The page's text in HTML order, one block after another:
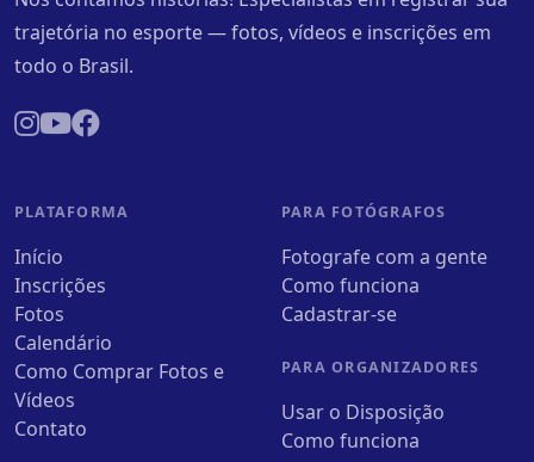
trajetória no esporte — fotos, vídeos e inscrições em
todo o Brasil.
PLATAFORMA
Início
Inscrições
Fotos
Calendário
Como Comprar Fotos e
Vídeos
Contato
PARA FOTÓGRAFOS
Fotografe com a gente
Como funciona
Cadastrar-se
PARA ORGANIZADORES
Usar o Disposição
Como funciona